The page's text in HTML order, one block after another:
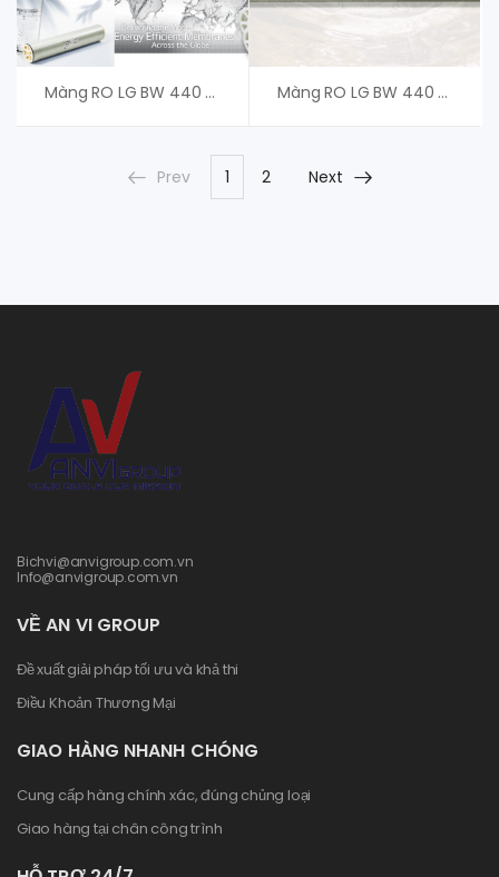
Màng RO LG BW 440 R G2, Màng RO LG Chem NanoH2O Màng RO LG BW 440 ES, Màng RO LG Chem NanoH2O
Prev 1 2 Next
Bichvi@anvigroup.com.vn
Info@anvigroup.com.vn
VỀ AN VI GROUP
Đề xuất giải pháp tối ưu và khả thi
Điều Khoản Thương Mại
GIAO HÀNG NHANH CHÓNG
Cung cấp hàng chính xác, đúng chủng loại
Giao hàng tại chân công trình